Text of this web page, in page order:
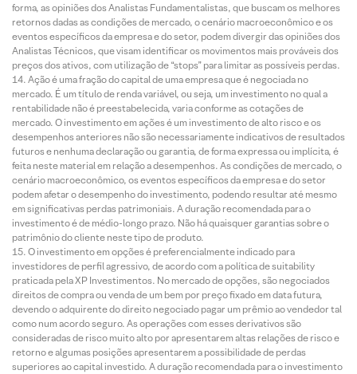
forma, as opiniões dos Analistas Fundamentalistas, que buscam os melhores
retornos dadas as condições de mercado, o cenário macroeconômico e os
eventos específicos da empresa e do setor, podem divergir das opiniões dos
Analistas Técnicos, que visam identificar os movimentos mais prováveis dos
preços dos ativos, com utilização de “stops” para limitar as possíveis perdas.
Ação é uma fração do capital de uma empresa que é negociada no
mercado. É um título de renda variável, ou seja, um investimento no qual a
rentabilidade não é preestabelecida, varia conforme as cotações de
mercado. O investimento em ações é um investimento de alto risco e os
desempenhos anteriores não são necessariamente indicativos de resultados
futuros e nenhuma declaração ou garantia, de forma expressa ou implícita, é
feita neste material em relação a desempenhos. As condições de mercado, o
cenário macroeconômico, os eventos específicos da empresa e do setor
podem afetar o desempenho do investimento, podendo resultar até mesmo
em significativas perdas patrimoniais. A duração recomendada para o
investimento é de médio-longo prazo. Não há quaisquer garantias sobre o
patrimônio do cliente neste tipo de produto.
O investimento em opções é preferencialmente indicado para
investidores de perfil agressivo, de acordo com a política de suitability
praticada pela XP Investimentos. No mercado de opções, são negociados
direitos de compra ou venda de um bem por preço fixado em data futura,
devendo o adquirente do direito negociado pagar um prêmio ao vendedor tal
como num acordo seguro. As operações com esses derivativos são
consideradas de risco muito alto por apresentarem altas relações de risco e
retorno e algumas posições apresentarem a possibilidade de perdas
superiores ao capital investido. A duração recomendada para o investimento